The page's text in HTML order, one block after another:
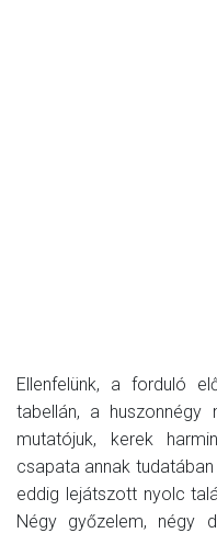
Ellenfelünk, a forduló
tabellán, a huszonnégy
mutatójuk, kerek
csapata annak
eddig lejátszott nyolc
Négy győzelem, négy